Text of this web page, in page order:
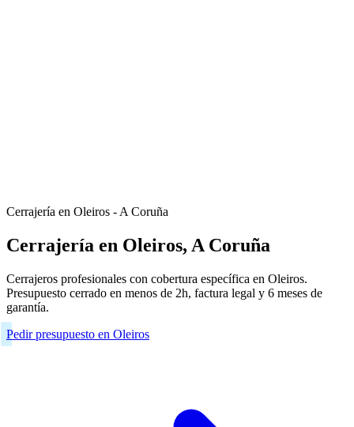
Cerrajería en Oleiros - A Coruña
Cerrajería en Oleiros, A Coruña
Cerrajeros profesionales con cobertura específica en Oleiros.
Presupuesto cerrado en menos de 2h, factura legal y 6 meses de
garantía.
Pedir presupuesto en Oleiros